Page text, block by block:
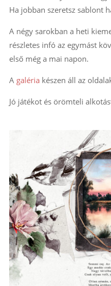
Ha jobban szeretsz sablont
A négy sarokban a heti
részletes infó az egymást
első még a mai napon.
A galéria készen áll az
Jó játékot és örömteli